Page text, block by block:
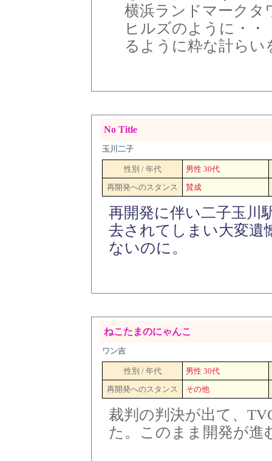
横浜ランドマークタ
ヒルズのように・
るように粋な計らい
No Title
玉川二子
性別 / 年代
男性 30代
再開発へのスタンス
賛成
再開発に伴い二子玉川
去されてしまい大変遺
ないのに。
ねこたまのにゃんこ
ワン吉
性別 / 年代
男性 30代
再開発へのスタンス
その他
裁判の判決が出て、
た。このまま開発が進